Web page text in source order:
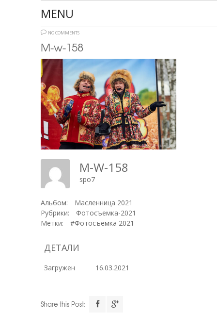
MENU
NO COMMENTS
M-w-158
M-W-158
spo7
Альбом:
Масленница 2021
Рубрики:
Фотосъемка-2021
Метки:
#Фотосъемка 2021
ДЕТАЛИ
Загружен 16.03.2021
Share this Post: